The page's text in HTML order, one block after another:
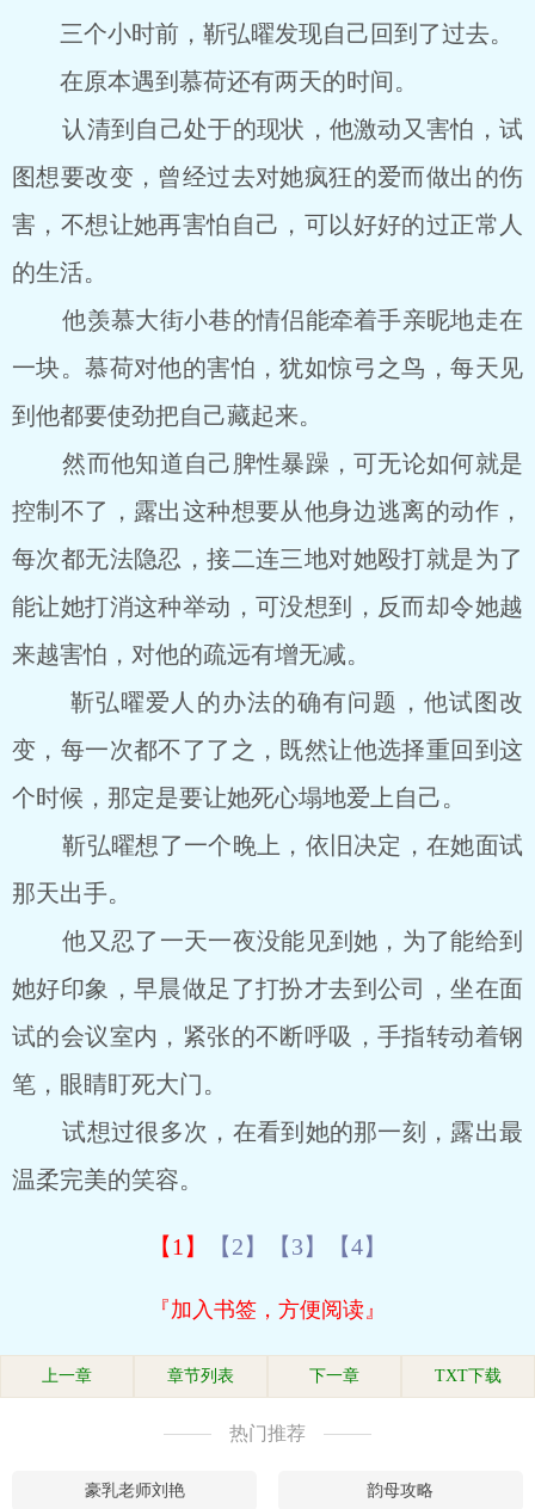
三个小时前，靳弘曜发现自己回到了过去。
在原本遇到慕荷还有两天的时间。
认清到自己处于的现状，他激动又害怕，试
图想要改变，曾经过去对她疯狂的爱而做出的伤
害，不想让她再害怕自己，可以好好的过正常人
的生活。
他羡慕大街小巷的情侣能牵着手亲昵地走在
一块。慕荷对他的害怕，犹如惊弓之鸟，每天见
到他都要使劲把自己藏起来。
然而他知道自己脾性暴躁，可无论如何就是
控制不了，露出这种想要从他身边逃离的动作，
每次都无法隐忍，接二连三地对她殴打就是为了
能让她打消这种举动，可没想到，反而却令她越
来越害怕，对他的疏远有增无减。
靳弘曜爱人的办法的确有问题，他试图改
变，每一次都不了了之，既然让他选择重回到这
个时候，那定是要让她死心塌地爱上自己。
靳弘曜想了一个晚上，依旧决定，在她面试
那天出手。
他又忍了一天一夜没能见到她，为了能给到
她好印象，早晨做足了打扮才去到公司，坐在面
试的会议室内，紧张的不断呼吸，手指转动着钢
笔，眼睛盯死大门。
试想过很多次，在看到她的那一刻，露出最
温柔完美的笑容。
【1】 【2】 【3】 【4】
『加入书签，方便阅读』
上一章 章节列表 下一章 TXT下载
热门推荐
豪乳老师刘艳 韵母攻略